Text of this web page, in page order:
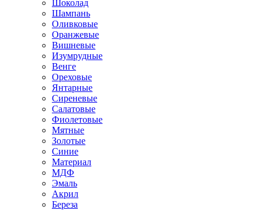
Шоколад
Шампань
Оливковые
Оранжевые
Вишневые
Изумрудные
Венге
Ореховые
Янтарные
Сиреневые
Салатовые
Фиолетовые
Мятные
Золотые
Синие
Материал
МДФ
Эмаль
Акрил
Береза